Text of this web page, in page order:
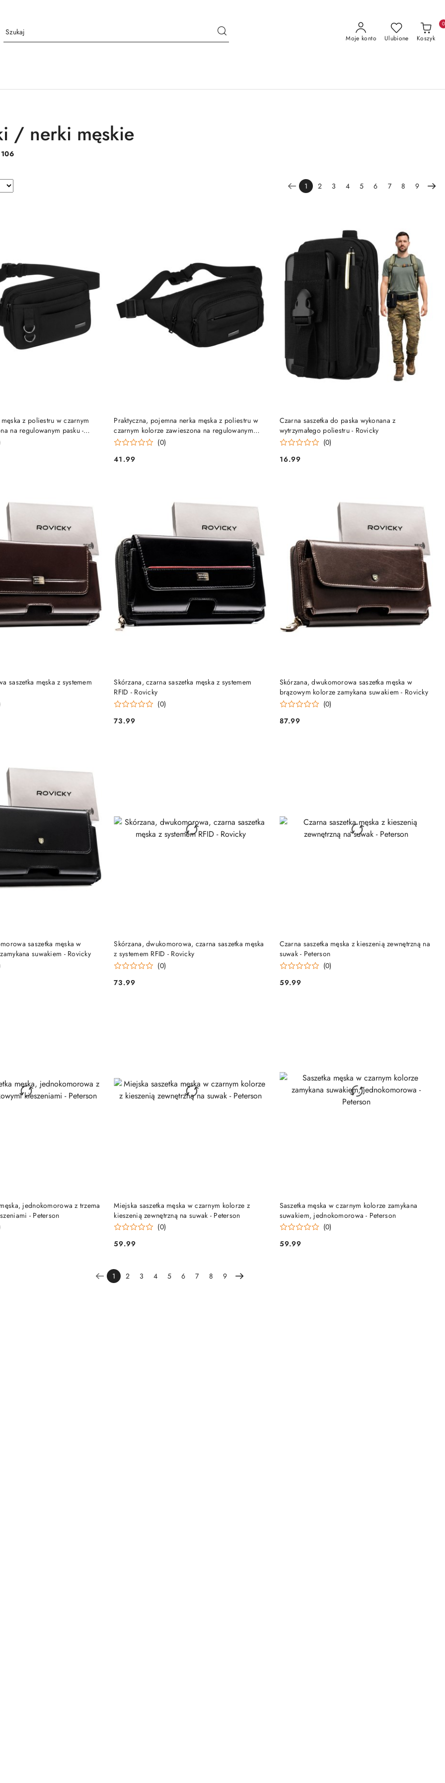
Moje konto Ulubione Koszyk
0
/ nerki męskie
106
1 2 3 4 5 6 7 8 9
z poliestru w czarnym
na regulowanym pasku -
DO KOSZYKA
Praktyczna, pojemna nerka męska z poliestru w
czarnym kolorze zawieszona na regulowanym
pasku - Rovicky(0)
Cena:
41.99
DO KOSZYKA
Czarna saszetka do paska wykonana z
wytrzymałego poliestru - Rovicky
(0)
Cena:
16.99
DO KOSZYKA
saszetka męska z systemem
DO KOSZYKA
Skórzana, czarna saszetka męska z systemem
RFID - Rovicky
(0)
Cena:
73.99
DO KOSZYKA
Skórzana, dwukomorowa saszetka męska w
brązowym kolorze zamykana suwakiem - Rovicky
(0)
Cena:
87.99
DO KOSZYKA
saszetka męska w
suwakiem - Rovicky
DO KOSZYKA
Skórzana, dwukomorowa, czarna saszetka męska
z systemem RFID - Rovicky
(0)
Cena:
73.99
Czarna saszetka męska z kieszenią zewnętrzną na
suwak - Peterson
(0)
Cena:
59.99
DO KOSZYKA
jednokomorowa z trzema
- Peterson
DO KOSZYKA
Miejska saszetka męska w czarnym kolorze z
kieszenią zewnętrzną na suwak - Peterson
(0)
Cena:
59.99
DO KOSZYKA
Saszetka męska w czarnym kolorze zamykana
suwakiem, jednokomorowa - Peterson
(0)
Cena:
59.99
DO KOSZYKA
1 2 3 4 5 6 7 8 9